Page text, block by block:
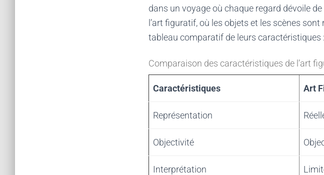
dans un voyage où chaque regard dévoile
l’art figuratif, où les objets et les scènes
tableau comparatif de leurs caractéristiques :
Comparaison des caractéristiques de l’art
Caractéristiques Art
Représentation
Objectivité
Interprétation